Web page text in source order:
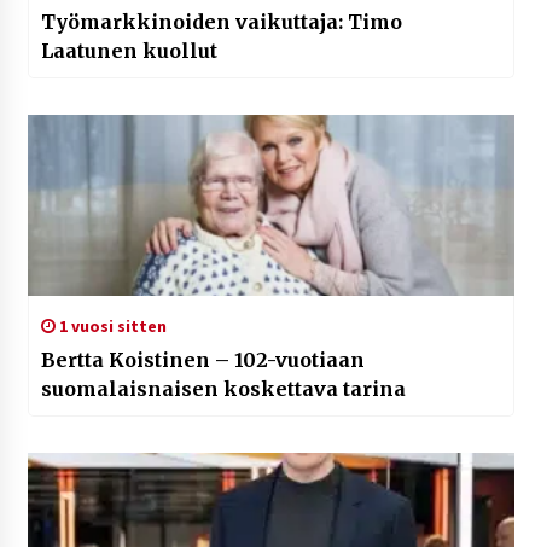
Työmarkkinoiden vaikuttaja: Timo
Laatunen kuollut
1 vuosi sitten
Bertta Koistinen – 102-vuotiaan
suomalaisnaisen koskettava tarina